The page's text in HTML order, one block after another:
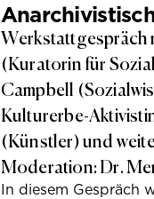
Werkstattgespräch
(Kuratorin für
Campbell
Kulturerbe-
(Künstler) und
Moderation: Dr.
In diesem Gespräch